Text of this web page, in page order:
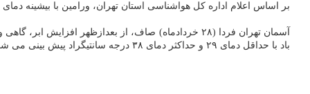
بر اساس اعلام اداره کل هواشناسی استان تهران، ورامین با بیشینه دمای ۳۶ درجه سانتیگراد گرم ترین ایستگاه استان تهران در ۲۴ ساعت گذشته گزارش شده است.
باد با حداقل دمای ۲۹ و حداکثر دمای ۳۸ درجه سانتیگراد پیش بینی می شود.